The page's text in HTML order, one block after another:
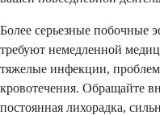
Более серьезные побочные
требуют немедленной
тяжелые инфекции,
кровотечения. Обращайте
постоянная лихорадка,